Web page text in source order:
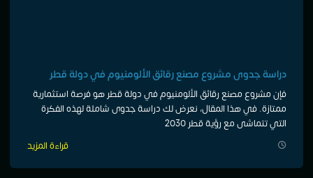
دراسة جدوى مشروع مصنع رقائق الألومنيوم في دولة قطر
فإن مشروع مصنع رقائق الألومنيوم في دولة قطر هو فرصة استثمارية
ممتازة. في هذا المقال، نعرض لك دراسة جدوى شاملة لهذه الفكرة
التي تتماشى مع رؤية قطر 2030
قراءة المزيد